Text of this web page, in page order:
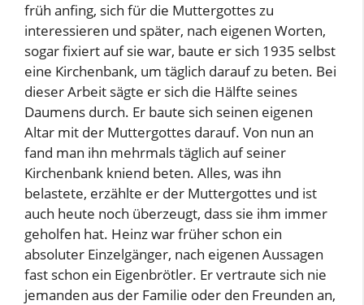
früh anfing, sich für die Muttergottes zu
interessieren und später, nach eigenen Worten,
sogar fixiert auf sie war, baute er sich 1935 selbst
eine Kirchenbank, um täglich darauf zu beten. Bei
dieser Arbeit sägte er sich die Hälfte seines
Daumens durch. Er baute sich seinen eigenen
Altar mit der Muttergottes darauf. Von nun an
fand man ihn mehrmals täglich auf seiner
Kirchenbank kniend beten. Alles, was ihn
belastete, erzählte er der Muttergottes und ist
auch heute noch überzeugt, dass sie ihm immer
geholfen hat. Heinz war früher schon ein
absoluter Einzelgänger, nach eigenen Aussagen
fast schon ein Eigenbrötler. Er vertraute sich nie
jemanden aus der Familie oder den Freunden an,